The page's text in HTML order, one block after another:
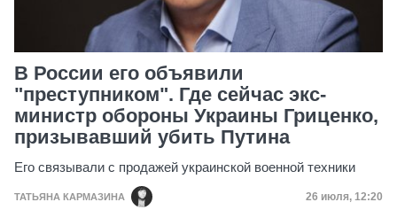
В России его объявили
"преступником". Где сейчас экс-
министр обороны Украины Гриценко,
призывавший убить Путина
Его связывали с продажей украинской военной техники
ТАТЬЯНА КАРМАЗИНА Дата
26 июля, 12:20